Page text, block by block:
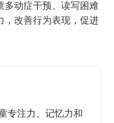
多动症干预、读写困难
，改善行为表现，促进
专注力、记忆力和